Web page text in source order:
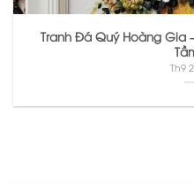
Tranh Đá Quý Hoàng Gia
Th9